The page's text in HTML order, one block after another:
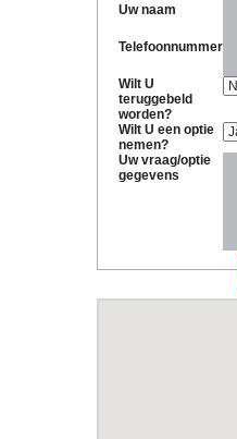
Uw naam
Telefoonnummer
Wilt U
teruggebeld
worden?
Wilt U een optie
nemen?
Uw vraag/optie
gegevens